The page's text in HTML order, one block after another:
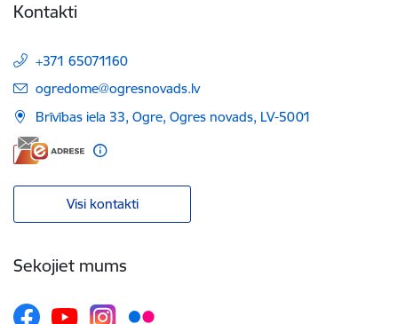
Kontakti
+371 65071160
E-pasts:
ogredome@ogresnovads.lv
Brīvības iela 33, Ogre, Ogres novads, LV-5001
Visi kontakti
Sekojiet mums